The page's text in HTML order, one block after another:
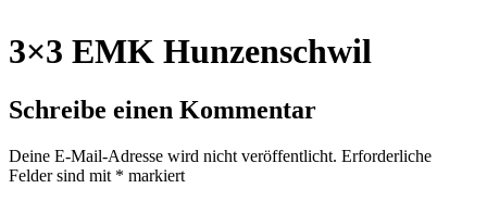
3×3 EMK Hunzenschwil
Schreibe einen Kommentar
Deine E-Mail-Adresse wird nicht veröffentlicht. Erforderliche
Felder sind mit * markiert